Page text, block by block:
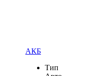
АКБ
Тип